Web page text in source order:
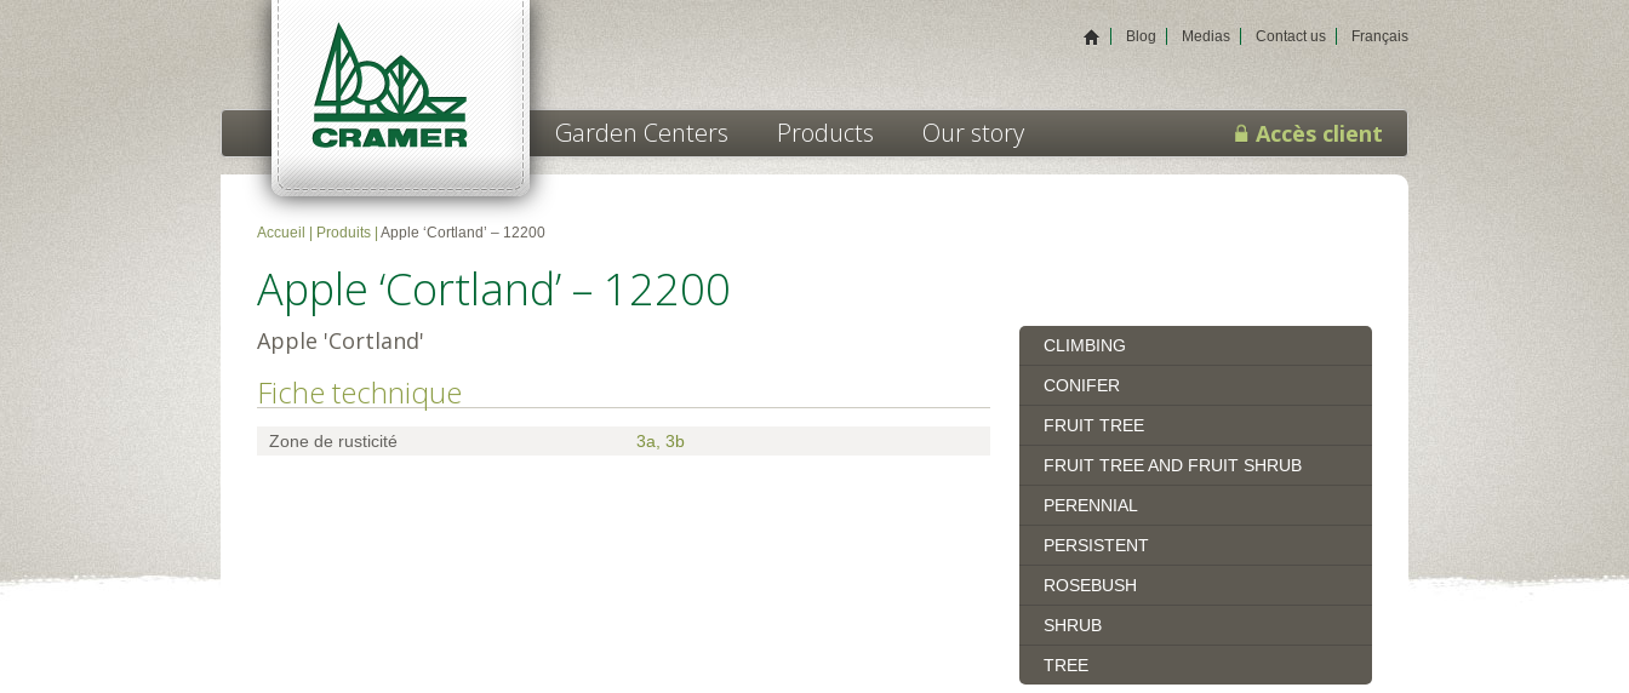
Blog Medias Contact us Français
Garden Centers Products Our story Accès client
Accueil Produits Apple ‘Cortland’ – 12200
Apple ‘Cortland’ – 12200
Apple 'Cortland'
Fiche technique
Zone de rusticité 3a 3b
CLIMBING
CONIFER
FRUIT TREE
FRUIT TREE AND FRUIT SHRUB
PERENNIAL
PERSISTENT
ROSEBUSH
SHRUB
TREE